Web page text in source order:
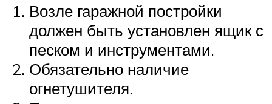
Возле гаражной постройки
должен быть установлен ящик с
песком и инструментами.
Обязательно наличие
огнетушителя.